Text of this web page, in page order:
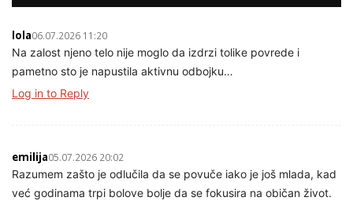
lola06.07.2026 11:20
Na zalost njeno telo nije moglo da izdrzi tolike povrede i
pametno sto je napustila aktivnu odbojku…
Log in to Reply
emilija05.07.2026 20:02
Razumem zašto je odlučila da se povuče iako je još mlada, kad
već godinama trpi bolove bolje da se fokusira na običan život.